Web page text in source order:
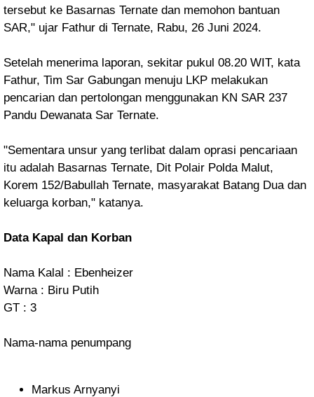
tersebut ke Basarnas Ternate dan memohon bantuan
SAR," ujar Fathur di Ternate, Rabu, 26 Juni 2024.
Setelah menerima laporan, sekitar pukul 08.20 WIT, kata
Fathur, Tim Sar Gabungan menuju LKP melakukan
pencarian dan pertolongan menggunakan KN SAR 237
Pandu Dewanata Sar Ternate.
"Sementara unsur yang terlibat dalam oprasi pencariaan
itu adalah Basarnas Ternate, Dit Polair Polda Malut,
Korem 152/Babullah Ternate, masyarakat Batang Dua dan
keluarga korban," katanya.
Data Kapal dan Korban
Nama Kalal : Ebenheizer
Warna : Biru Putih
GT : 3
Nama-nama penumpang
Markus Arnyanyi